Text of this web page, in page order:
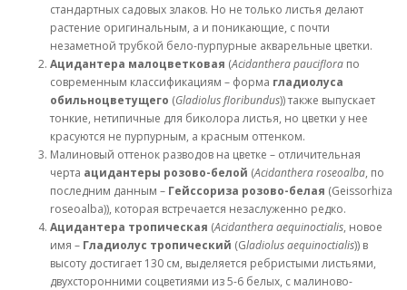
стандартных садовых злаков. Но не только листья делают
растение оригинальным, а и поникающие, с почти
незаметной трубкой бело-пурпурные акварельные цветки.
Ацидантера малоцветковая (Acidanthera pauciflora по
современным классификациям – форма гладиолуса
обильноцветущего (Gladiolus floribundus)) также выпускает
тонкие, нетипичные для биколора листья, но цветки у нее
красуются не пурпурным, а красным оттенком.
Малиновый оттенок разводов на цветке – отличительная
черта ацидантеры розово-белой (Acidanthera roseoalba, по
последним данным – Гейссориза розово-белая (Geissorhiza
roseoalba)), которая встречается незаслуженно редко.
Ацидантера тропическая (Acidanthera aequinoctialis, новое
имя – Гладиолус тропический (Gladiolus aequinoctialis)) в
высоту достигает 130 см, выделяется ребристыми листьями,
двухсторонними соцветиями из 5-6 белых, с малиново-